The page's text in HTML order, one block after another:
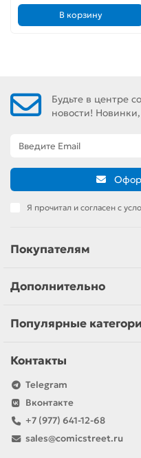
В корзину
Будьте в центре
новости!
Я прочитал и согласен с
Покупателям
Дополнительно
Популярные
Контакты
Telegram
Вконтакте
+7 (977) 641-12-68
sales@comicstreet.ru